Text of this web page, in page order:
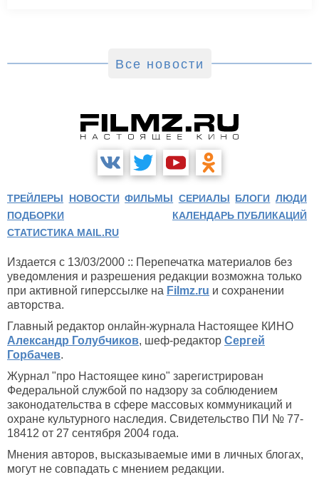
Все новости
ТРЕЙЛЕРЫ НОВОСТИ ФИЛЬМЫ СЕРИАЛЫ БЛОГИ ЛЮДИ
ПОДБОРКИ
КАЛЕНДАРЬ ПУБЛИКАЦИЙ
СТАТИСТИКА MAIL.RU
Издается с 13/03/2000 :: Перепечатка материалов без
уведомления и разрешения редакции возможна только
при активной гиперссылке на Filmz.ru и сохранении
авторства.
Главный редактор онлайн-журнала Настоящее КИНО
Александр Голубчиков, шеф-редактор Сергей
Горбачев.
Журнал "про Настоящее кино" зарегистрирован
Федеральной службой по надзору за соблюдением
законодательства в сфере массовых коммуникаций и
охране культурного наследия. Свидетельство ПИ № 77-
18412 от 27 сентября 2004 года.
Мнения авторов, высказываемые ими в личных блогах,
могут не совпадать с мнением редакции.